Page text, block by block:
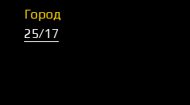
Город
25/17